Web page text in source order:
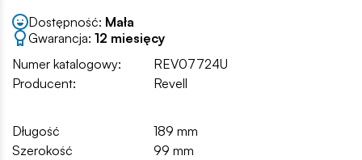
Dostępność: Mała
Gwarancja: 12 miesięcy
Numer katalogowy:
REV07724U
Producent:
Revell
Długość
189 mm
Szerokość
99 mm